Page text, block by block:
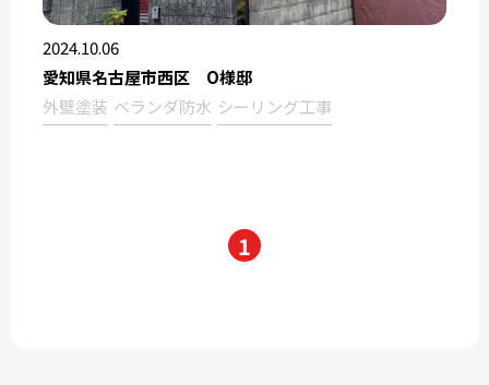
2024.10.06
愛知県名古屋市西区 O様邸
外壁塗装 ベランダ防水 シーリング工事
1